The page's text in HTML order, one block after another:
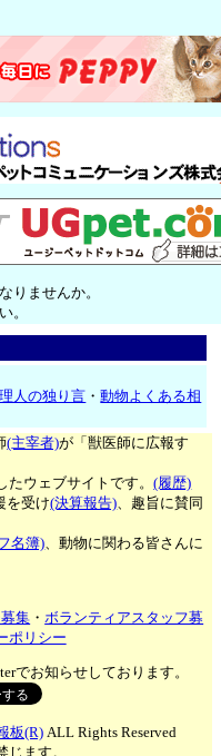
りませんか。
。
人の独り言 ・動物よくある相
(主宰者)が「獣医師に広報す
たウェブサイトです。(履歴)
を受け(決算報告)、趣旨に賛同
名簿)、動物に関わる皆さんに
集 ・ボランティアスタッフ募
ポリシー
でお知らせしております。
板(R)ALL Rights Reserved
ます。